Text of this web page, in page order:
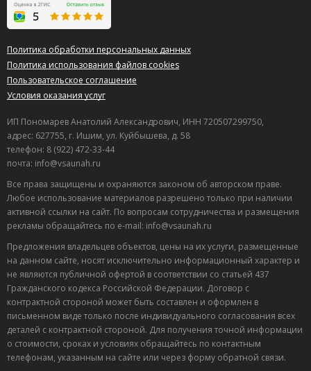
Политика обработки персональных данных
Политика использования файлов cookies
Пользовательское соглашение
Условия оказания услуг
ИП Пономарев Анатолий Александрович, ИНН 720507299750,
адрес: 627755, г. Ишим, ул. Куйбышева, д. 58
телефон: 8 (922) 472-33-44
почта: info@vsaunah.ru
Все права защищены и охраняются законом об авторском праве.
Любое использование материалов разрешено только при наличии
активной ссылки на сайт. По вопросам сотрудничества и размещения
рекламы обращайтесь по e-mail: info@vsaunah.ru
Предложения владельцев объектов, цены на их услуги, размещенные
на данном сайте, носят исключительно информационный характер и
не являются публичной офертой в соответствии со статьей 437
Гражданского кодекса Российской Федерации. Договор с
контрактной стороной может быть составлен и оформлен в
письменном виде только после индивидуального согласования всех
деталей с контрактной стороной. Для получения точной информации
о стоимости, сроках и условиях обращайтесь по контактным
телефонам, указанным на сайте или через форму обратной связи.